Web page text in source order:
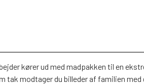
kører ud med madpakken til en
modtager du billeder af familien med